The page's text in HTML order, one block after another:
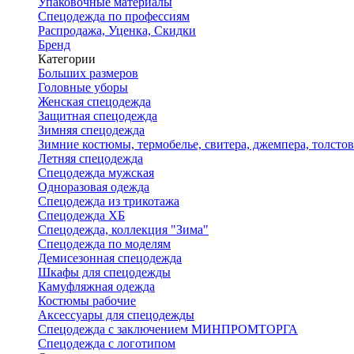
Спецодежда по профессиям
Распродажа, Уценка, Скидки
Бренд
Категории
Больших размеров
Головные уборы
Женская спецодежда
Защитная спецодежда
Зимняя спецодежда
Зимние костюмы, термобелье, свитера, джемпера,
Летняя спецодежда
Спецодежда мужская
Одноразовая одежда
Спецодежда из трикотажа
Спецодежда ХБ
Спецодежда, коллекция "Зима"
Спецодежда по моделям
Демисезонная спецодежда
Шкафы для спецодежды
Камуфляжная одежда
Костюмы рабочие
Аксессуары для спецодежды
Спецодежда с заключением МИНПРОМТОРГА
Спецодежда с логотипом